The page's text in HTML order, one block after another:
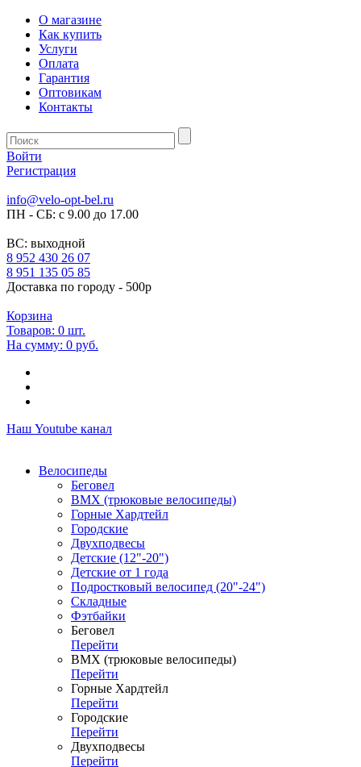
О магазине
Как купить
Услуги
Оплата
Гарантия
Оптовикам
Контакты
Войти
Регистрация
info@velo-opt-bel.ru
ПН - СБ: с 9.00 до 17.00
ВС: выходной
8 952 430 26 07
8 951 135 05 85
Доставка по городу - 500р
Корзина
Товаров: 0 шт.
На сумму: 0 руб.
Наш Youtube канал
Велосипеды
Беговел
ВМХ (трюковые велосипеды)
Горные Хардтейл
Городские
Двухподвесы
Детские (12"-20")
Детские от 1 года
Подростковый велосипед (20"-24")
Складные
Фэтбайки
Беговел
Перейти
ВМХ (трюковые велосипеды)
Перейти
Горные Хардтейл
Перейти
Городские
Перейти
Двухподвесы
Перейти